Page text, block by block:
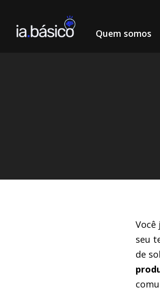
Quem somos
Você
seu
de